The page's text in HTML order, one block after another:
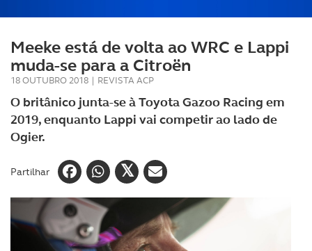
Meeke está de volta ao WRC e Lappi
muda-se para a Citroën
18 OUTUBRO 2018 | REVISTA ACP
O britânico junta-se à Toyota Gazoo Racing em
2019, enquanto Lappi vai competir ao lado de
Ogier.
Partilhar